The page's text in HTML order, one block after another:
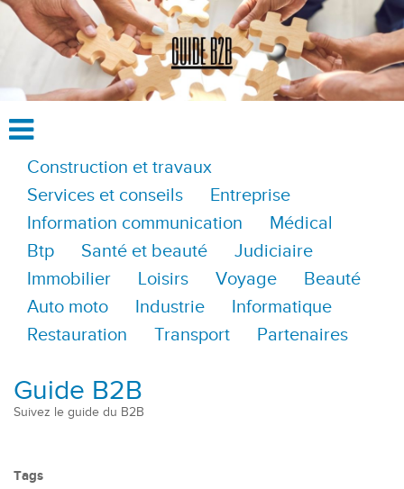
Construction et travaux
Services et conseils
Entreprise
Information communication
Médical
Btp
Santé et beauté
Judiciaire
Immobilier
Loisirs Voyage
Beauté
Auto moto
Industrie
Informatique
Restauration
Transport Partenaires
Guide B2B
Suivez le guide du B2B
Tags